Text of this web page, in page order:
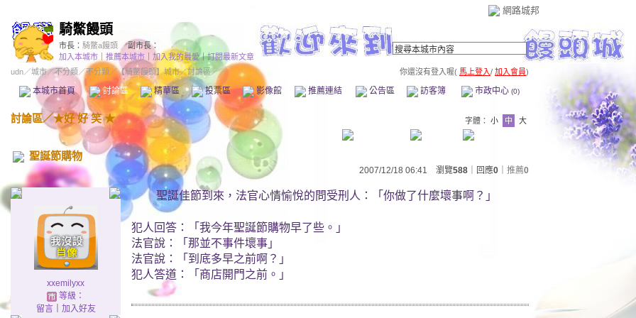
網路城邦
騎鱉饅頭
市長： 騎鱉a饅頭
副市長：
加入本城市
推薦本城市 加入我的最愛｜訂閱最新文章
udn／城市／不分類 ／不分類 ／【騎鱉饅頭】城市／討論區／ 你還沒有登入喔( 馬上登入/ 加入會員)
本城市首頁 討論區 精華區 投票區 影像館 推薦連結 公告區 訪客簿 市政中心 (0)
討論區／★好 好 笑 ★ 字體： 小 中 大
聖誕節購物
2007/12/18 06:41 瀏覽588 ｜回應0 推薦0
xxemilyxx
等級：
留言｜ 加入好友
聖誕佳節到來，法官心情愉悅的問受刑人：「你做了什麼壞事啊？」
犯人回答：「我今年聖誕節購物早了些。」
法官說：「那並不事件壞事」
法官說：「到底多早之前啊？」
犯人答道：「商店開門之前。」